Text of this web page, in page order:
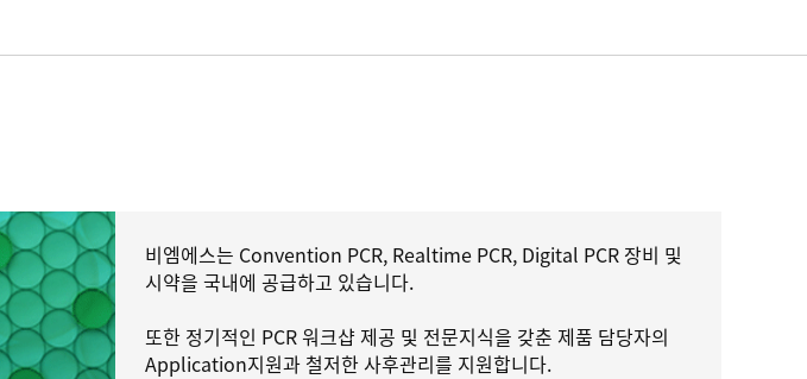
비엠에스는 Convention PCR, Realtime PCR, Digital PCR 장비 및
시약을 국내에 공급하고 있습니다.
또한 정기적인 PCR 워크샵 제공 및 전문지식을 갖춘 제품 담당자의
Application지원과 철저한 사후관리를 지원합니다.